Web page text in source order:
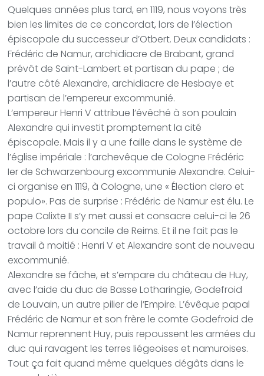
Quelques années plus tard, en 1119, nous voyons très
bien les limites de ce concordat, lors de l’élection
épiscopale du successeur d’Otbert. Deux candidats :
Frédéric de Namur, archidiacre de Brabant, grand
prévôt de Saint-Lambert et partisan du pape ; de
l’autre côté Alexandre, archidiacre de Hesbaye et
partisan de l’empereur excommunié.
L’empereur Henri V attribue l’évêché à son poulain
Alexandre qui investit promptement la cité
épiscopale. Mais il y a une faille dans le système de
l’église impériale : l’archevêque de Cologne Frédéric
Ier de Schwarzenbourg excommunie Alexandre. Celui-
ci organise en 1119, à Cologne, une « Élection clero et
populo». Pas de surprise : Frédéric de Namur est élu. Le
pape Calixte II s’y met aussi et consacre celui-ci le 26
octobre lors du concile de Reims. Et il ne fait pas le
travail à moitié : Henri V et Alexandre sont de nouveau
excommunié.
Alexandre se fâche, et s’empare du château de Huy,
avec l’aide du duc de Basse Lotharingie, Godefroid
de Louvain, un autre pilier de l’Empire. L’évêque papal
Frédéric de Namur et son frère le comte Godefroid de
Namur reprennent Huy, puis repoussent les armées du
duc qui ravagent les terres liégeoises et namuroises.
Tout ça fait quand même quelques dégâts dans le